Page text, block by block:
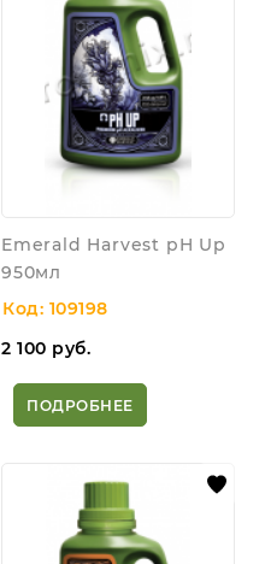
Emerald Harvest pH Up
950мл
Код: 109198
2 100 руб.
ПОДРОБНЕЕ